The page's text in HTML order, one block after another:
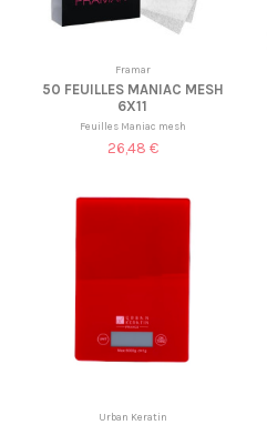
Framar
50 FEUILLES MANIAC MESH
6X11
Feuilles Maniac mesh
26,48 €
Urban Keratin